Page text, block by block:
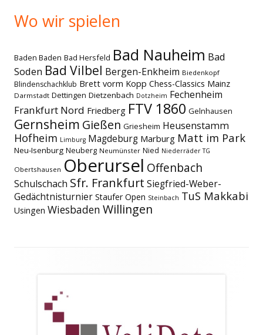
Wo wir spielen
Baden Baden Bad Hersfeld Bad Nauheim Bad
Soden Bad Vilbel Bergen-Enkheim Biedenkopf
Blindenschachklub Brett vorm Kopp Chess-Classics Mainz
Darmstadt Dettingen Dietzenbach Dotzheim Fechenheim
Frankfurt Nord Friedberg FTV 1860 Gelnhausen
Gernsheim Gießen Griesheim Heusenstamm
Hofheim Limburg Magdeburg Marburg Matt im Park
Neu-Isenburg Neuberg Neumünster Nied Niederräder TG
Obertshausen Oberursel Offenbach
Schulschach Sfr. Frankfurt Siegfried-Weber-
Gedächtnisturnier Staufer Open Steinbach TuS Makkabi
Usingen Wiesbaden Willingen